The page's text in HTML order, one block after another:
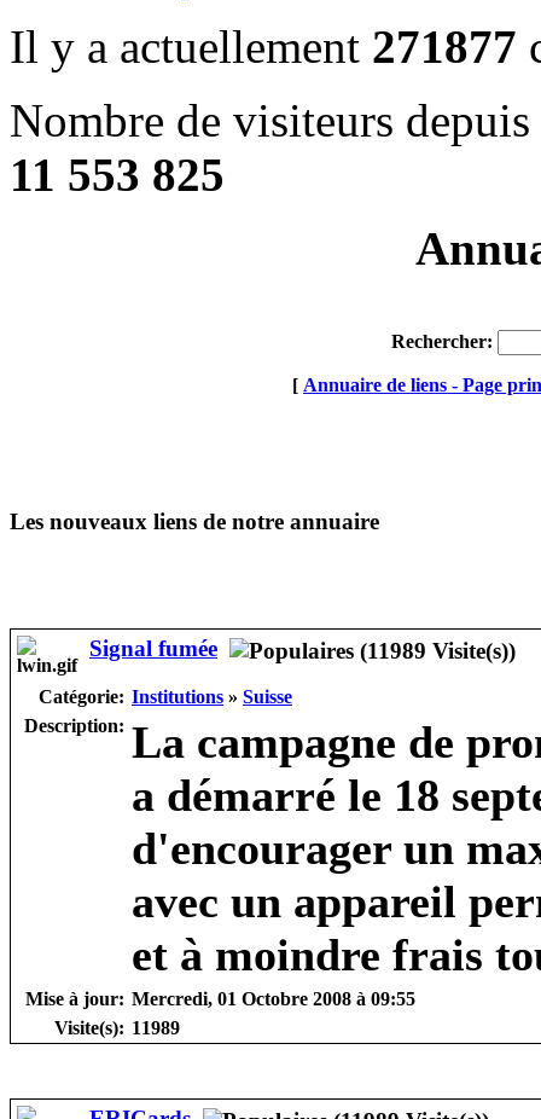
Il y a actuellement 271877
Nombre de visiteurs
11 553 825
Rechercher:
[ Annuaire de liens - Page
Les nouveaux liens de notre annuaire
Signal fumée
Catégorie: Institutions » Suisse
Description: La campagne de
a démarré le 18
d'encourager un
avec un appareil
et à moindre frais
Mise à jour: Mercredi, 01 Octobre 2008 à 09:55
Visite(s): 11989